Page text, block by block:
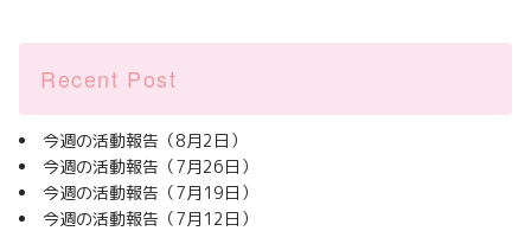
Recent Post
今週の活動報告（8月2日）
今週の活動報告（7月26日）
今週の活動報告（7月19日）
今週の活動報告（7月12日）